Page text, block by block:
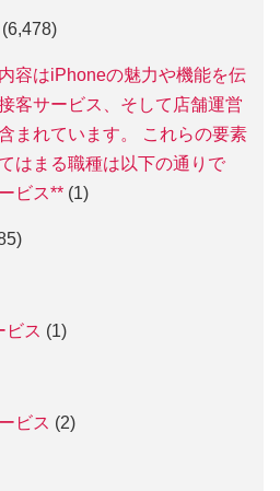
(6,478)
容はiPhoneの魅力や機能を伝
客サービス、そして店舗運営
まれています。 これらの要素
はまる職種は以下の通りで
ビス** (1)
ビス (1)
ビス (2)